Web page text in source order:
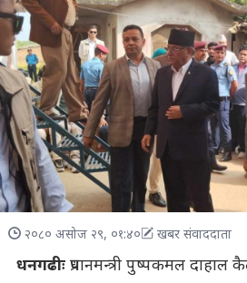
२०८० असोज २९, ०१:४० खबर संवाददाता
धनगढीःप्रधानमन्त्री पुष्पकमल